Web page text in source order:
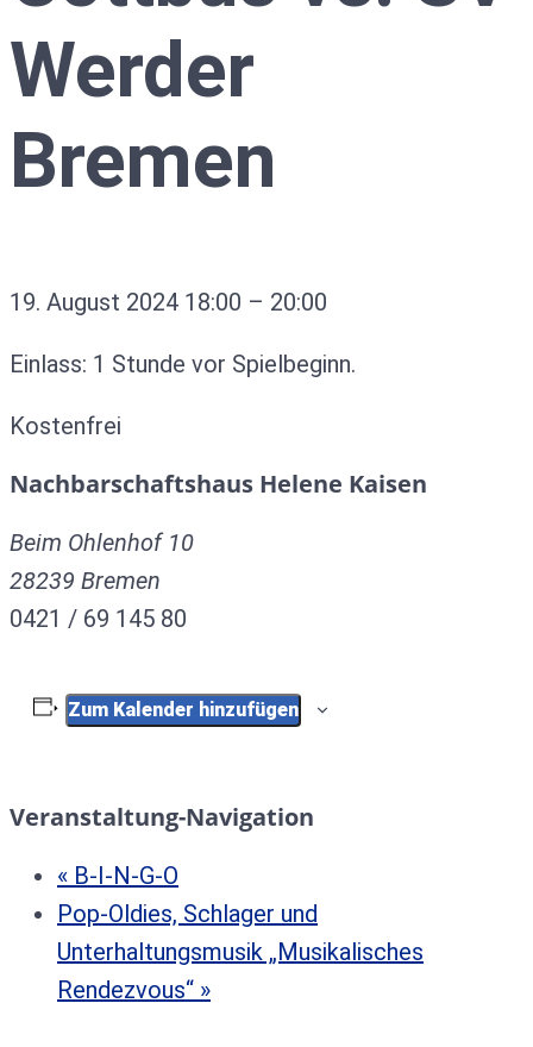
Werder
Bremen
19. August 2024 18:00 – 20:00
Einlass: 1 Stunde vor Spielbeginn.
Kostenfrei
Nachbarschaftshaus Helene Kaisen
Beim Ohlenhof 10
28239 Bremen
0421 / 69 145 80
Zum Kalender hinzufügen
Veranstaltung-Navigation
« B-I-N-G-O
Pop-Oldies, Schlager und
Unterhaltungsmusik „Musikalisches
Rendezvous“ »